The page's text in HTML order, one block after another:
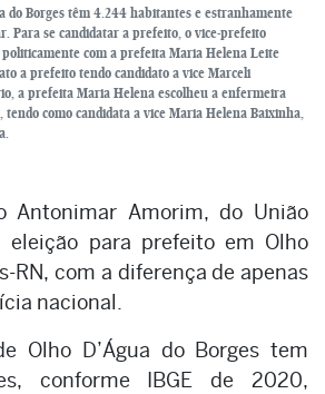
do Borges têm 4.244 habitantes e estranhamente
Para se candidatar a prefeito, o vice-prefeito
com a prefeita Maria Helena Leite
a prefeito tendo candidato a vice Marceli
a prefeita Maria Helena escolheu a enfermeira
tendo como candidata a vice Maria Helena Baixinha,
Antonimar Amorim, do União
eleição para prefeito em Olho
RN, com a diferença de apenas
nacional.
Olho D’Água do Borges tem
conforme IBGE de 2020,